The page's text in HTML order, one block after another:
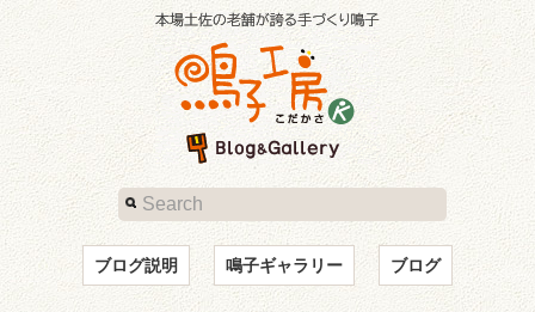
ブログ説明 鳴子ギャラリー ブログ